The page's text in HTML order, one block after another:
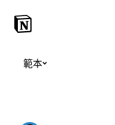
範本